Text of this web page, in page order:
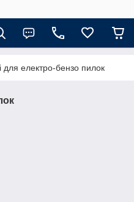
для електро-бензо пилок